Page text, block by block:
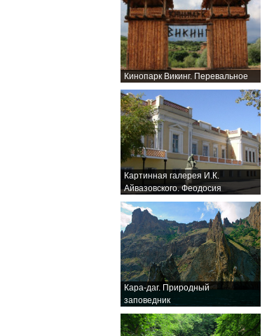
Кинопарк Викинг. Перевальное
Картинная галерея И.К.
Айвазовского. Феодосия
Кара-даг. Природный
заповедник